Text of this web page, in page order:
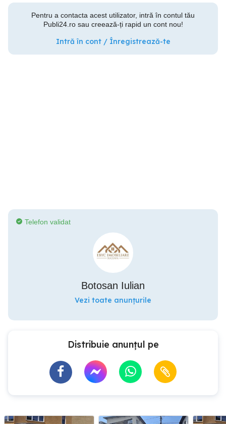
Pentru a contacta acest utilizator, intră în contul tău
Publi24.ro sau creează-ți rapid un cont nou!
Intră în cont / Înregistrează-te
Telefon validat
Botosan Iulian
Vezi toate anunțurile
Distribuie anunțul pe